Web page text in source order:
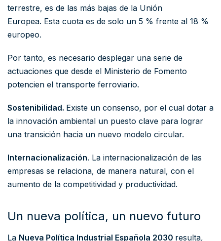
terrestre, es de las más bajas de la Unión
Europea. Esta cuota es de solo un 5 % frente al 18 %
europeo.
Por tanto, es necesario desplegar una serie de
actuaciones que desde el Ministerio de Fomento
potencien el transporte ferroviario.
Sostenibilidad. Existe un consenso, por el cual dotar a
la innovación ambiental un puesto clave para lograr
una transición hacia un nuevo modelo circular.
Internacionalización. La internacionalización de las
empresas se relaciona, de manera natural, con el
aumento de la competitividad y productividad.
Un nueva política, un nuevo futuro
La Nueva Política Industrial Española 2030 resulta,